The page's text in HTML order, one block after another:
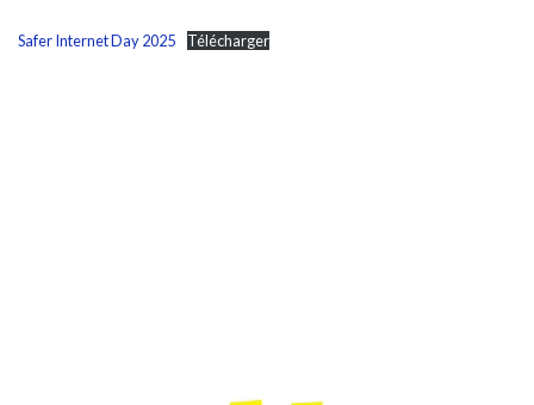
Safer Internet Day 2025 Télécharger